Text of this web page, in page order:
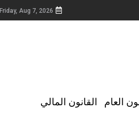
Friday, Aug 7, 2026
العام القانون المالي